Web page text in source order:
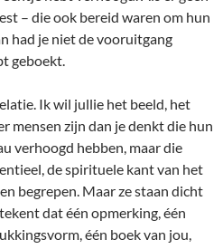
– die ook bereid waren om hun
had je niet de vooruitgang
geboekt.
Ik wil jullie het beeld, het
mensen zijn dan je denkt die hun
verhoogd hebben, maar die
de spirituele kant van het
begrepen. Maar ze staan dicht
dat één opmerking, één
één boek van jou,